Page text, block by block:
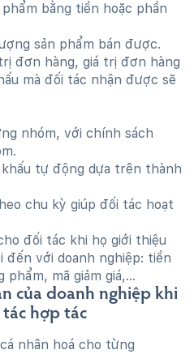
bằng tiền hoặc phần
sản phẩm bán được.
đơn hàng, giá trị đơn hàng
mà đối tác nhận được sẽ
nhóm, với chính sách
tự động dựa trên thành
chu kỳ giúp đối tác hoạt
đối tác khi họ giới thiệu
đến với doanh nghiệp: tiền
mã giảm giá,...
của doanh nghiệp khi
hợp tác
nhân hoá cho từng